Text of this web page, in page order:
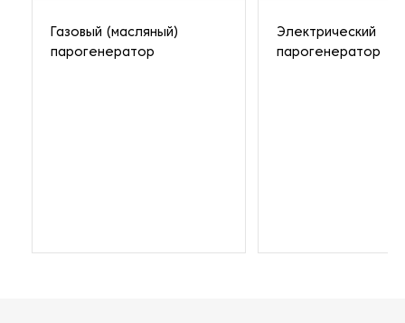
Газовый (масляный)
парогенератор
Электрический
парогенератор